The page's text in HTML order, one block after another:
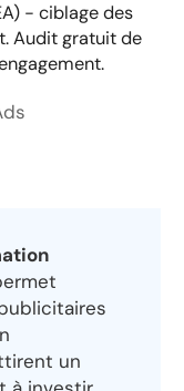
- ciblage des
Audit gratuit de
un